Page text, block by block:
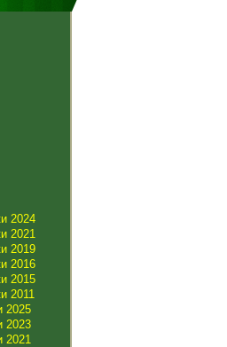
2024
2021
2019
2016
2015
2011
2025
2023
2021